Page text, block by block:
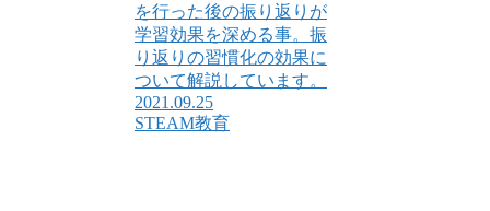
を行った後の振り返りが
学習効果を深める事。振
り返りの習慣化の効果に
ついて解説しています。
2021.09.25
STEAM教育